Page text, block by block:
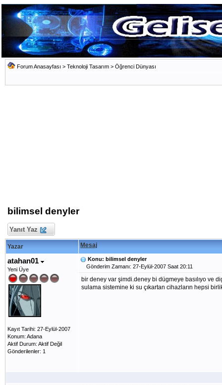
Forum Anasayfası > Teknoloji Tasarım > Öğrenci Dünyası
bilimsel denyler
Yanıt Yaz
Yazar Mesaj
atahan01
Yeni Üye
Kayıt Tarihi: 27-Eylül-2007
Konum: Adana
Aktif Durum: Aktif Değil
Gönderilenler: 1
Konu: bilimsel denyler
Gönderim Zamanı: 27-Eylül-2007 Saat 20:11
bir deney var şimdi.deney bi dügmeye basılıyo ve
sulama sistemine ki su çıkartan cihazların hepsi